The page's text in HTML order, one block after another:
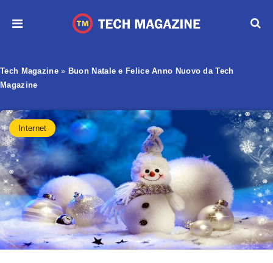
Tech Magazine» Buon Natale e Felice Anno Nuovo da Tech
Magazine
Internet